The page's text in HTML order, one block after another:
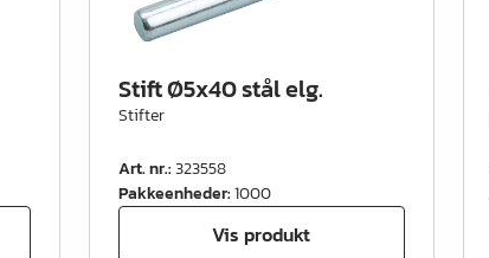
Stift Ø5x40 stål elg.
Stifter
Art. nr.:323558
Pakkeenheder:1000
Vis produkt